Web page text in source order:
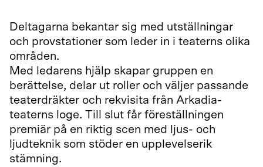
Deltagarna bekantar sig med utställningar
och provstationer som leder in i teaterns olika
områden.
Med ledarens hjälp skapar gruppen en
berättelse, delar ut roller och väljer passande
teaterdräkter och rekvisita från Arkadia-
teaterns loge. Till slut får föreställningen
premiär på en riktig scen med ljus- och
ljudteknik som stöder en upplevelserik
stämning.